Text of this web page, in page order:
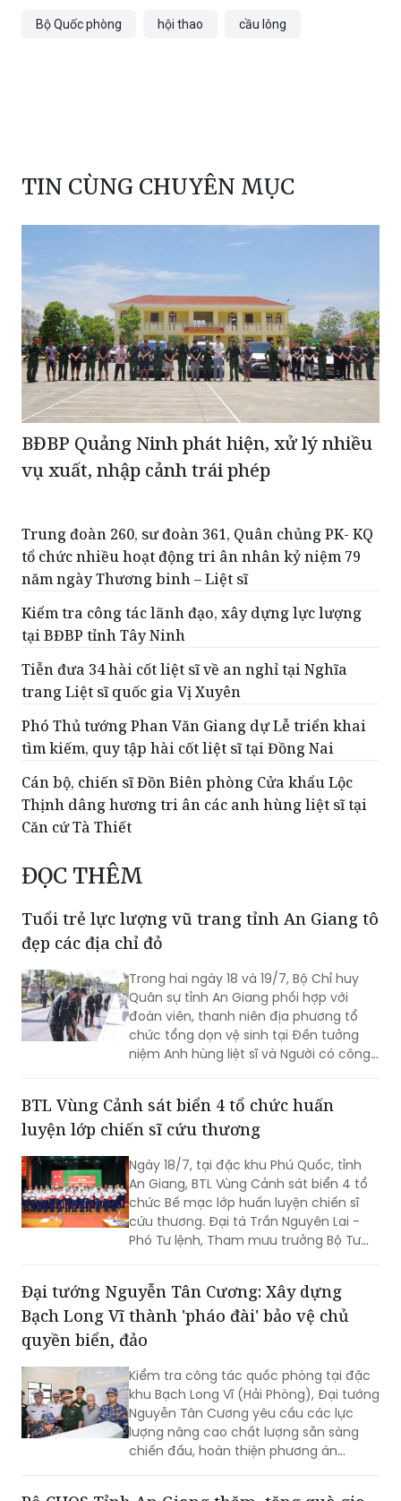
Bộ Quốc phòng hội thao cầu lông
TIN CÙNG CHUYÊN MỤC
BĐBP Quảng Ninh phát hiện, xử lý nhiều
vụ xuất, nhập cảnh trái phép
Trung đoàn 260, sư đoàn 361, Quân chủng PK- KQ
tổ chức nhiều hoạt động tri ân nhân kỷ niệm 79
năm ngày Thương binh – Liệt sĩ
Kiểm tra công tác lãnh đạo, xây dựng lực lượng
tại BĐBP tỉnh Tây Ninh
Tiễn đưa 34 hài cốt liệt sĩ về an nghỉ tại Nghĩa
trang Liệt sĩ quốc gia Vị Xuyên
Phó Thủ tướng Phan Văn Giang dự Lễ triển khai
tìm kiếm, quy tập hài cốt liệt sĩ tại Đồng Nai
Cán bộ, chiến sĩ Đồn Biên phòng Cửa khẩu Lộc
Thịnh dâng hương tri ân các anh hùng liệt sĩ tại
Căn cứ Tà Thiết
ĐỌC THÊM
Tuổi trẻ lực lượng vũ trang tỉnh An Giang tô
đẹp các địa chỉ đỏ
Trong hai ngày 18 và 19/7, Bộ Chỉ huy
Quân sự tỉnh An Giang phối hợp với
đoàn viên, thanh niên địa phương tổ
chức tổng dọn vệ sinh tại Đền tưởng
niệm Anh hùng liệt sĩ và Người có công
BTL Vùng Cảnh sát biển 4 tổ chức huấn
luyện lớp chiến sĩ cứu thương
Ngày 18/7, tại đặc khu Phú Quốc, tỉnh
An Giang, BTL Vùng Cảnh sát biển 4 tổ
chức Bế mạc lớp huấn luyện chiến sĩ
cứu thương. Đại tá Trần Nguyên Lai -
Phó Tư lệnh, Tham mưu trưởng Bộ Tư
Đại tướng Nguyễn Tân Cương: Xây dựng
Bạch Long Vĩ thành 'pháo đài' bảo vệ chủ
quyền biển, đảo
Kiểm tra công tác quốc phòng tại đặc
khu Bạch Long Vĩ (Hải Phòng), Đại tướng
Nguyễn Tân Cương yêu cầu các lực
lượng nâng cao chất lượng sẵn sàng
chiến đấu, hoàn thiện phương án